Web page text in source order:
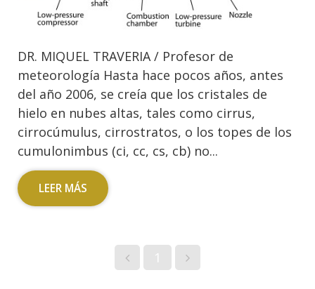
DR. MIQUEL TRAVERIA / Profesor de
meteorología Hasta hace pocos años, antes
del año 2006, se creía que los cristales de
hielo en nubes altas, tales como cirrus,
cirrocúmulus, cirrostratos, o los topes de los
cumulonimbus (ci, cc, cs, cb) no...
LEER MÁS
1